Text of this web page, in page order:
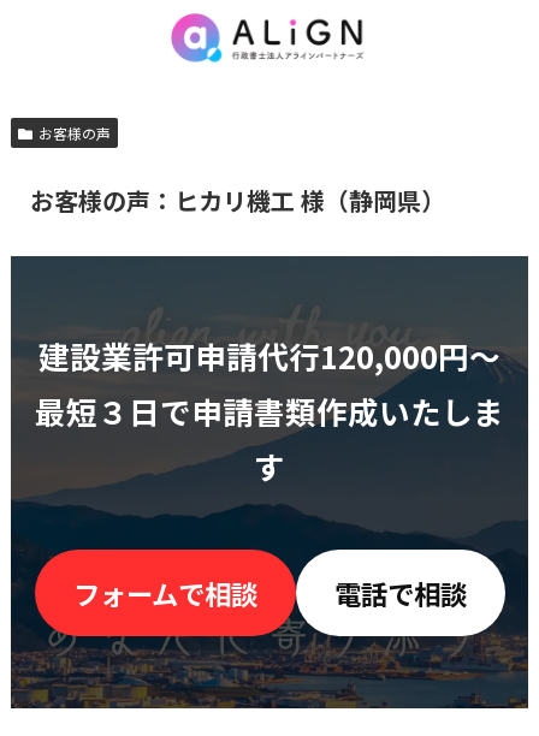
お客様の声
お客様の声：ヒカリ機工 様（静岡県）
建設業許可申請代行120,000円〜
最短３日で申請書類作成いたしま
す
フォームで相談 電話で相談